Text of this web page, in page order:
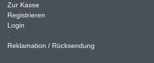
Zur Kasse
Registrieren
Login
Reklamation / Rücksendung